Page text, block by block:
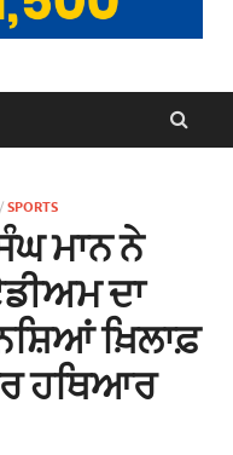
/ SPORTS
ਮਾਨ ਨੇ
ਦਾ
ਖ਼ਿਲਾਫ਼
ਹਥਿਆਰ